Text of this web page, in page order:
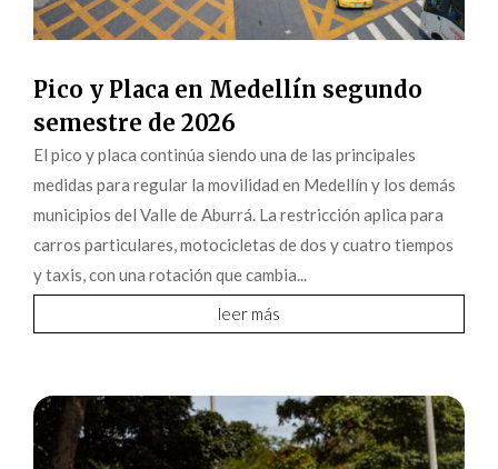
Pico y Placa en Medellín segundo
semestre de 2026
El pico y placa continúa siendo una de las principales
medidas para regular la movilidad en Medellín y los demás
municipios del Valle de Aburrá. La restricción aplica para
carros particulares, motocicletas de dos y cuatro tiempos
y taxis, con una rotación que cambia...
leer más